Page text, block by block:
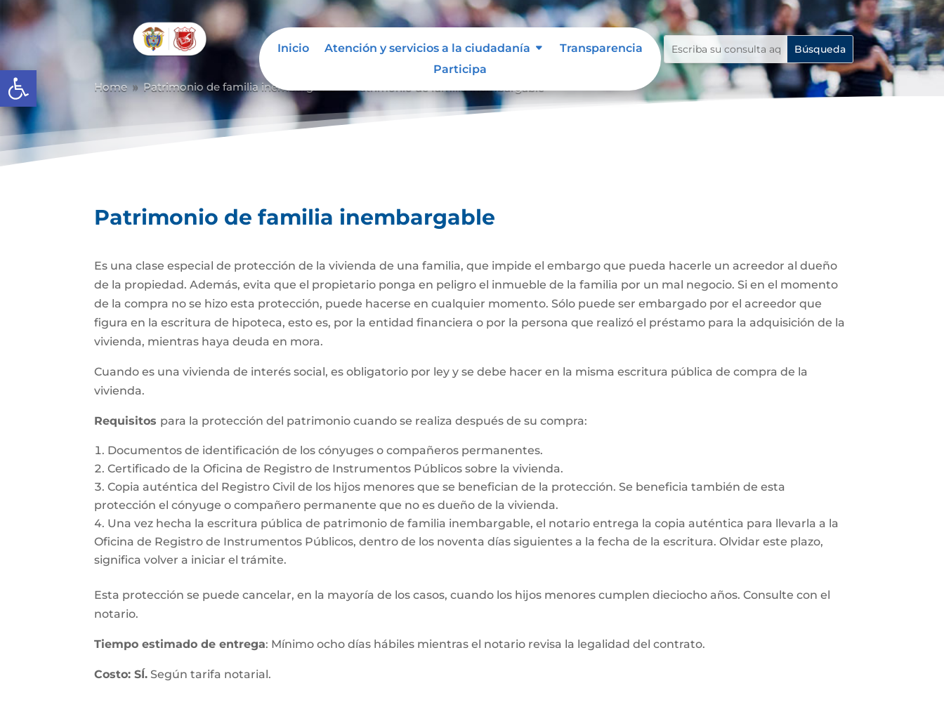
Abrir barra de herramientas
Inicio Atención y servicios a la ciudadanía
Transparencia
Participa
Home 9 Patrimonio de familia inembargable
Patrimonio de familia inembargable
Es una clase especial de protección de la vivienda de una familia, que impide el embargo que pueda hacerle un acreedor al dueño
de la propiedad. Además, evita que el propietario ponga en peligro el inmueble de la familia por un mal negocio. Si en el momento
de la compra no se hizo esta protección, puede hacerse en cualquier momento. Sólo puede ser embargado por el acreedor que
figura en la escritura de hipoteca, esto es, por la entidad financiera o por la persona que realizó el préstamo para la adquisición de la
vivienda, mientras haya deuda en mora.
Cuando es una vivienda de interés social, es obligatorio por ley y se debe hacer en la misma escritura pública de compra de la
vivienda.
Requisitos para la protección del patrimonio cuando se realiza después de su compra:
Documentos de identificación de los cónyuges o compañeros permanentes.
Certificado de la Oficina de Registro de Instrumentos Públicos sobre la vivienda.
Copia auténtica del Registro Civil de los hijos menores que se benefician de la protección. Se beneficia también de esta
protección el cónyuge o compañero permanente que no es dueño de la vivienda.
Una vez hecha la escritura pública de patrimonio de familia inembargable, el notario entrega la copia auténtica para llevarla a la
Oficina de Registro de Instrumentos Públicos, dentro de los noventa días siguientes a la fecha de la escritura. Olvidar este plazo,
significa volver a iniciar el trámite.
Esta protección se puede cancelar, en la mayoría de los casos, cuando los hijos menores cumplen dieciocho años. Consulte con el
notario.
Tiempo estimado de entrega: Mínimo ocho días hábiles mientras el notario revisa la legalidad del contrato.
Costo: SÍ. Según tarifa notarial.